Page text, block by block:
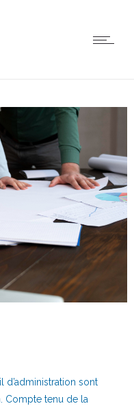
d’administration sont
Compte tenu de la